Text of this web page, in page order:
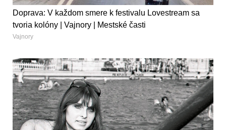
Doprava: V každom smere k festivalu Lovestream sa
tvoria kolóny | Vajnory | Mestské časti
Vajnory